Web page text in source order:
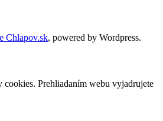
Chlapov.sk, powered by Wordpress.
cookies. Prehliadaním webu vyjadrujete